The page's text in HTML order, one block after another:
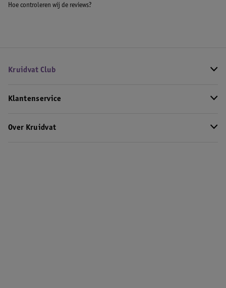
Hoe controleren wij de reviews?
Kruidvat Club
Klantenservice
Over Kruidvat